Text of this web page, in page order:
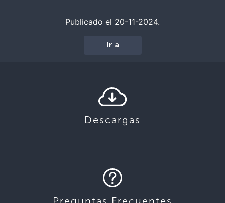
Publicado el 20-11-2024.
Ir a
Descargas